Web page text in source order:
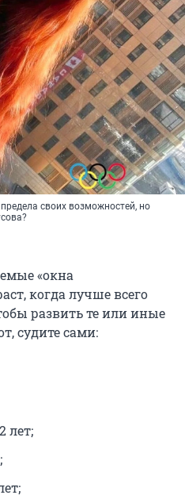
своих возможностей, но
«окна
когда лучше всего
развить те или иные
судите сами:
лет;